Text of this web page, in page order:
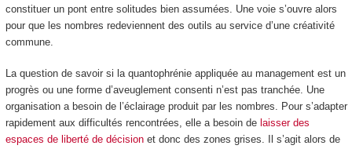
constituer un pont entre solitudes bien assumées. Une voie s’ouvre alors
pour que les nombres redeviennent des outils au service d’une créativité
commune.
La question de savoir si la quantophrénie appliquée au management est un
progrès ou une forme d’aveuglement consenti n’est pas tranchée. Une
organisation a besoin de l’éclairage produit par les nombres. Pour s’adapter
rapidement aux difficultés rencontrées, elle a besoin de laisser des
espaces de liberté de décisionet donc des zones grises. Il s’agit alors de